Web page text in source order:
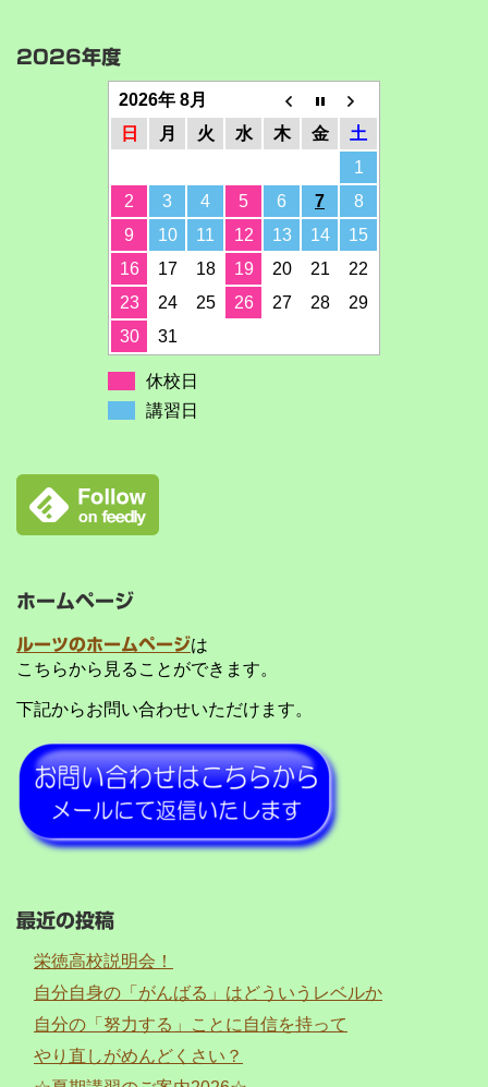
2026年度
2026年 8月
日
月 火 水 木 金
土
1
2
3 4 5 6 7
8
9
10 11 12 13 14
15
16
17 18 19 20 21
22
23
24 25 26 27 28
29
30
31
休校日
講習日
ホームページ
ルーツのホームページは
こちらから見ることができます。
下記からお問い合わせいただけます。
最近の投稿
栄徳高校説明会！
自分自身の「がんばる」はどういうレベルか
自分の「努力する」ことに自信を持って
やり直しがめんどくさい？